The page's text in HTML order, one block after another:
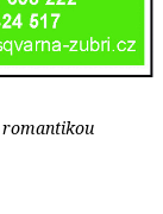
romantikou